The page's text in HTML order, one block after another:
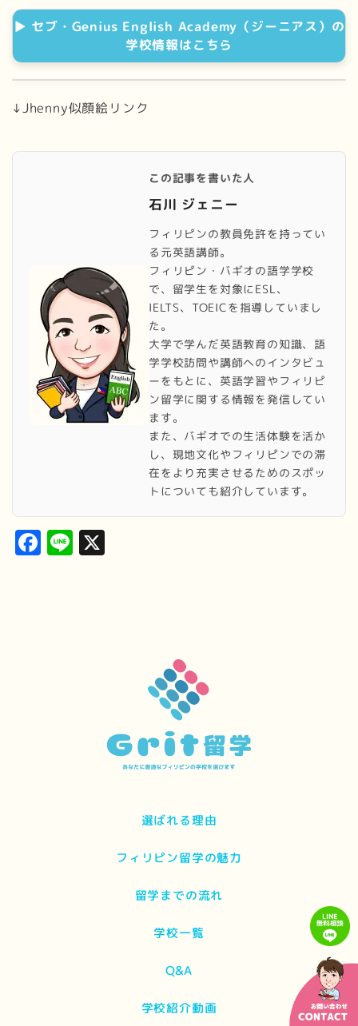
▶ セブ・Genius English Academy（ジーニアス）の
学校情報はこちら
↓Jhenny似顔絵リンク
この記事を書いた人
石川 ジェニー
フィリピンの教員免許を持ってい
る元英語講師。
フィリピン・バギオの語学学校
で、留学生を対象にESL、
IELTS、TOEICを指導していまし
た。
大学で学んだ英語教育の知識、語
学学校訪問や講師へのインタビュ
ーをもとに、英語学習やフィリピ
ン留学に関する情報を発信してい
ます。
また、バギオでの生活体験を活か
し、現地文化やフィリピンでの滞
在をより充実させるためのスポッ
トについても紹介しています。
Facebook
Line
選ばれる理由
フィリピン留学の魅力
留学までの流れ
学校一覧
Q&A
学校紹介動画